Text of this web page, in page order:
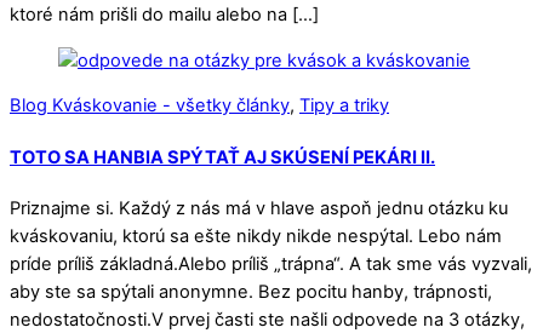
ktoré nám prišli do mailu alebo na […]
Blog Kváskovanie - všetky články, Tipy a triky
TOTO SA HANBIA SPÝTAŤ AJ SKÚSENÍ PEKÁRI II.
Priznajme si. Každý z nás má v hlave aspoň jednu otázku ku
kváskovaniu, ktorú sa ešte nikdy nikde nespýtal. Lebo nám
príde príliš základná.Alebo príliš „trápna“. A tak sme vás vyzvali,
aby ste sa spýtali anonymne. Bez pocitu hanby, trápnosti,
nedostatočnosti.V prvej časti ste našli odpovede na 3 otázky,